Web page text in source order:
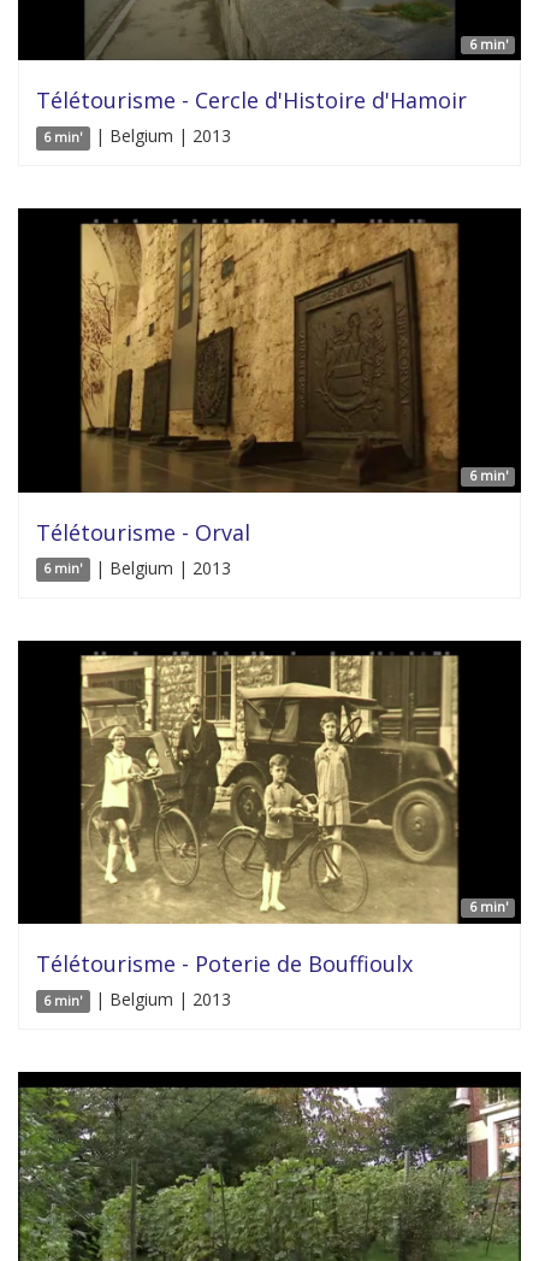
6 min'
Télétourisme - Cercle d'Histoire d'Hamoir
6 min' | Belgium | 2013
6 min'
Télétourisme - Orval
6 min' | Belgium | 2013
6 min'
Télétourisme - Poterie de Bouffioulx
6 min' | Belgium | 2013